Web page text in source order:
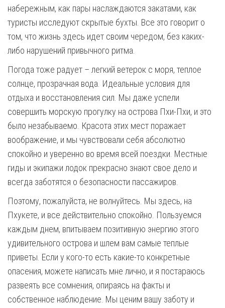
набережным, как пары наслаждаются закатами, как
туристы исследуют скрытые бухты. Все это говорит о
том, что жизнь здесь идет своим чередом, без каких-
либо нарушений привычного ритма.
Погода тоже радует – легкий ветерок с моря, теплое
солнце, прозрачная вода. Идеальные условия для
отдыха и восстановления сил. Мы даже успели
совершить морскую прогулку на острова Пхи-Пхи, и это
было незабываемо. Красота этих мест поражает
воображение, и мы чувствовали себя абсолютно
спокойно и уверенно во время всей поездки. Местные
гиды и экипажи лодок прекрасно знают свое дело и
всегда заботятся о безопасности пассажиров.
Поэтому, пожалуйста, не волнуйтесь. Мы здесь, на
Пхукете, и все действительно спокойно. Пользуемся
каждым днем, впитываем позитивную энергию этого
удивительного острова и шлем вам самые теплые
приветы. Если у кого-то есть какие-то конкретные
опасения, можете написать мне лично, и я постараюсь
развеять все сомнения, опираясь на факты и
собственное наблюдение. Мы ценим вашу заботу и